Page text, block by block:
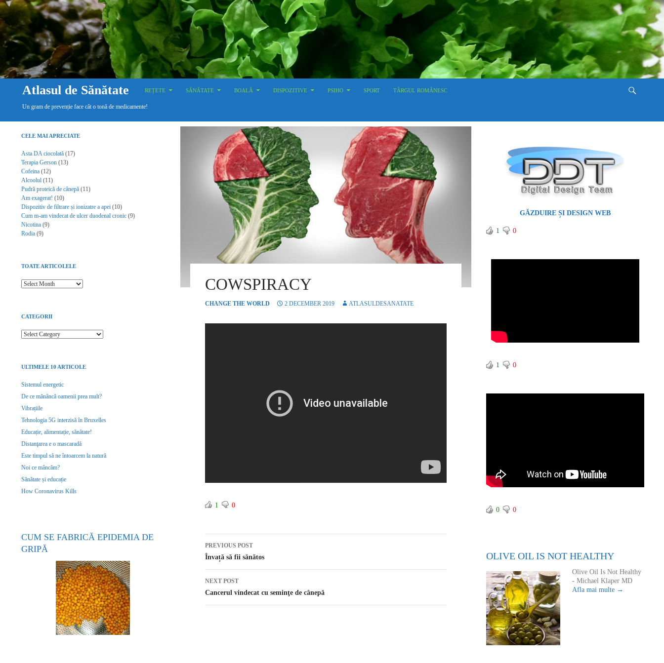
Atlasul de Sănătate
REȚETE
SĂNĂTATE BOALĂ DISPOZITIVE PSIHO SPORT TÂRGUL ROMÂNESC
Un gram de prevenție face cât o tonă de medicamente!
COWSPIRACY
CHANGE THE WORLD 2 DECEMBER 2019 ATLASULDESANATATE
1 0
Post navigation
PREVIOUS POST
Învață să fii sănătos
NEXT POST
Cancerul vindecat cu seminţe de cânepă
GĂZDUIRE ȘI DESIGN WEB
1 0
1 0
0 0
OLIVE OIL IS NOT HEALTHY
Olive Oil Is Not Healthy
- Michael Klaper MD
Afla mai multe →
CELE MAI APRECIATE
Asta DA ciocolată (17)
Terapia Gerson (13)
Cofeina (12)
Alcoolul (11)
Pudră proteică de cânepă (11)
Am exagerat! (10)
Dispozitiv de filtrare și ionizatre a apei (10)
Cum m-am vindecat de ulcer duodenal cronic (9)
Nicotina (9)
Rodia (9)
TOATE ARTICOLELE
Toate articolele
CATEGORII
Categorii
ULTIMELE 10 ARTICOLE
Sistemul energetic
De ce mănâncă oamenii prea mult?
Vibrațiile
Tehnologia 5G interzisă în Bruxelles
Educație, alimentație, sănătate!
Distanţarea e o mascaradă
Este timpul să ne întoarcem la natură
Noi ce mâncăm?
Sănătate și educație
How Coronavirus Kills
CUM SE FABRICĂ EPIDEMIA DE
GRIPĂ